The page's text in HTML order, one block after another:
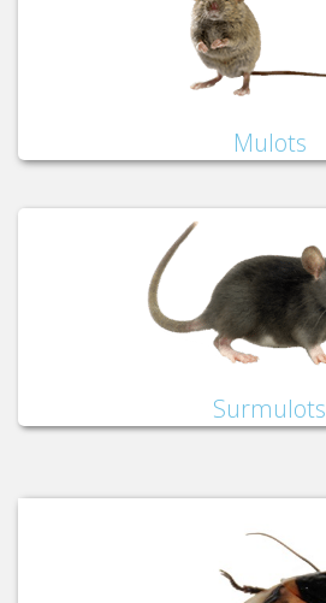
Mulots
Surmulots